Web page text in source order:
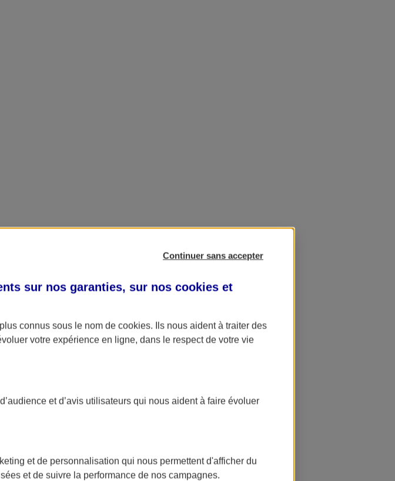
Continuer sans accepter
sur nos garanties, sur nos cookies et
connus sous le nom de cookies. Ils nous aident à traiter des
votre expérience en ligne, dans le respect de votre vie
et d’avis utilisateurs qui nous aident à faire évoluer
et de personnalisation qui nous permettent d'afficher du
et de suivre la performance de nos campagnes.